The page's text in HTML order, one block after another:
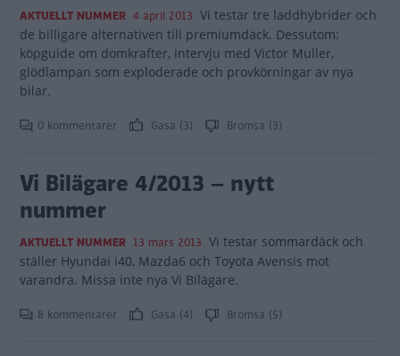
AKTUELLT NUMMER 4 april 2013 Vi testar tre laddhybrider och
de billigare alternativen till premiumdäck. Dessutom:
köpguide om domkrafter, intervju med Victor Muller,
glödlampan som exploderade och provkörningar av nya
bilar.
0 kommentarer Gasa (3) Bromsa (3)
Vi Bilägare 4/2013 – nytt
nummer
AKTUELLT NUMMER 13 mars 2013 Vi testar sommardäck och
ställer Hyundai i40, Mazda6 och Toyota Avensis mot
varandra. Missa inte nya Vi Bilägare.
8 kommentarer Gasa (4) Bromsa (5)